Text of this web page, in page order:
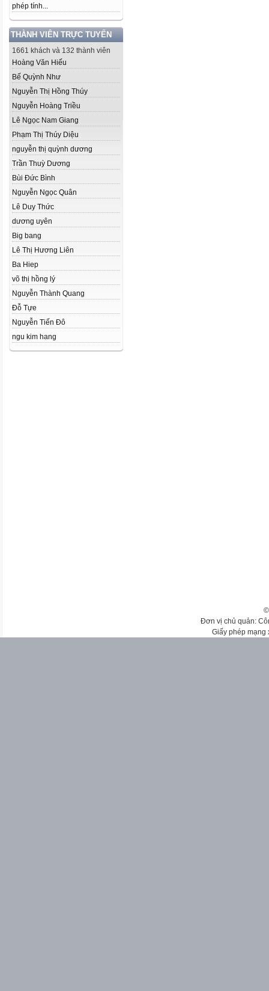
phép tính...
THÀNH VIÊN TRỰC TUYẾN
1661 khách và 132 thành viên
Hoàng Văn Hiếu
Bế Quỳnh Như
Nguyễn Thị Hồng Thúy
Nguyễn Hoàng Triều
Lê Ngọc Nam Giang
Phạm Thị Thúy Diệu
nguyễn thị quỳnh dương
Trần Thuỳ Dương
Bùi Đức Bình
Nguyễn Ngọc Quân
Lê Duy Thức
dương uyên
Big bang
Lê Thị Hương Liên
Ba Hiep
võ thị hồng lý
Nguyễn Thành Quang
Đỗ Tựe
Nguyễn Tiến Đô
ngu kim hang
Đơn vị chủ quản:
Giấy phép mạng